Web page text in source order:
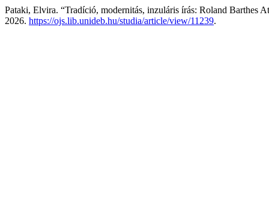
Pataki, Elvira. “Tradíció, modernitás, inzuláris írás: Roland Barthes
2026. https://ojs.lib.unideb.hu/studia/article/view/11239.